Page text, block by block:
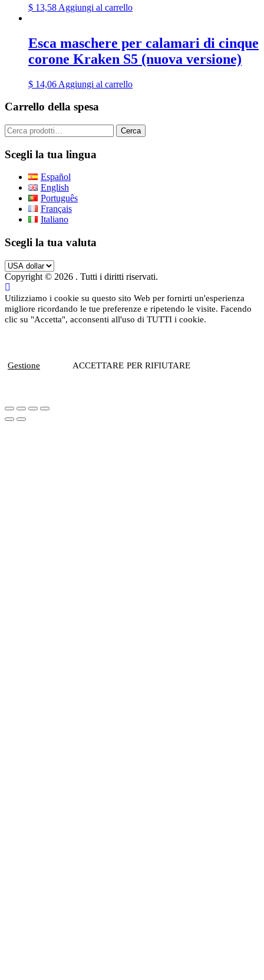
$ 13,58 Aggiungi al carrello
Esca maschere per calamari di cinque
corone Kraken S5 (nuova versione)
$ 14,06 Aggiungi al carrello
Carrello della spesa
Cerca: Cerca
Scegli la tua lingua
Español
English
Português
Français
Italiano
Scegli la tua valuta
Copyright © 2026 . Tutti i diritti riservati.
Utilizziamo i cookie su questo sito Web per fornirti un'esperienza
migliore ricordando le tue preferenze e ripetendo le visite. Facendo
clic su "Accetta", acconsenti all'uso di TUTTI i cookie.
Gestione ACCETTARE PER RIFIUTARE